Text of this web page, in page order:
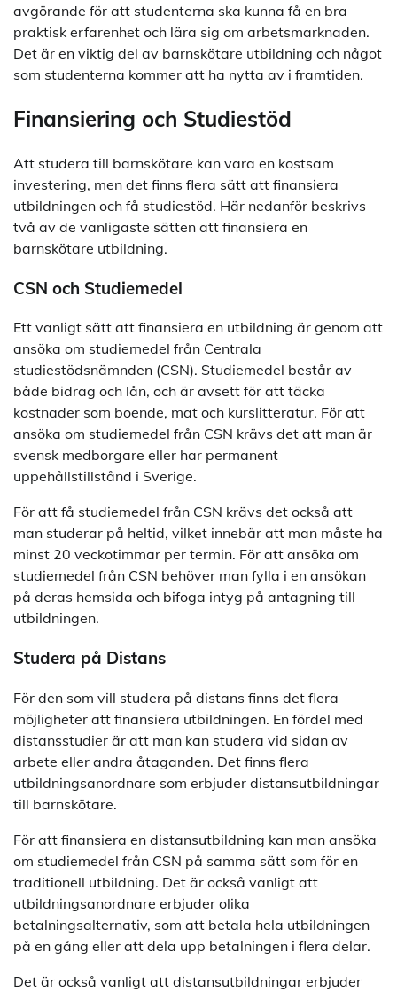
avgörande för att studenterna ska kunna få en bra
praktisk erfarenhet och lära sig om arbetsmarknaden.
Det är en viktig del av barnskötare utbildning och något
som studenterna kommer att ha nytta av i framtiden.
Finansiering och Studiestöd
Att studera till barnskötare kan vara en kostsam
investering, men det finns flera sätt att finansiera
utbildningen och få studiestöd. Här nedanför beskrivs
två av de vanligaste sätten att finansiera en
barnskötare utbildning.
CSN och Studiemedel
Ett vanligt sätt att finansiera en utbildning är genom att
ansöka om studiemedel från Centrala
studiestödsnämnden (CSN). Studiemedel består av
både bidrag och lån, och är avsett för att täcka
kostnader som boende, mat och kurslitteratur. För att
ansöka om studiemedel från CSN krävs det att man är
svensk medborgare eller har permanent
uppehållstillstånd i Sverige.
För att få studiemedel från CSN krävs det också att
man studerar på heltid, vilket innebär att man måste ha
minst 20 veckotimmar per termin. För att ansöka om
studiemedel från CSN behöver man fylla i en ansökan
på deras hemsida och bifoga intyg på antagning till
utbildningen.
Studera på Distans
För den som vill studera på distans finns det flera
möjligheter att finansiera utbildningen. En fördel med
distansstudier är att man kan studera vid sidan av
arbete eller andra åtaganden. Det finns flera
utbildningsanordnare som erbjuder distansutbildningar
till barnskötare.
För att finansiera en distansutbildning kan man ansöka
om studiemedel från CSN på samma sätt som för en
traditionell utbildning. Det är också vanligt att
utbildningsanordnare erbjuder olika
betalningsalternativ, som att betala hela utbildningen
på en gång eller att dela upp betalningen i flera delar.
Det är också vanligt att distansutbildningar erbjuder